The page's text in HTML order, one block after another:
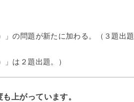
の問題が新たに加わる。（３題出題
は２題出題。）
上がっています。